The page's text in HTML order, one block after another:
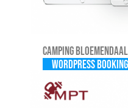
Camping Bloemendaal
WordPress